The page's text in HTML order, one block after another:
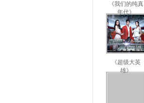
《我们的纯真
年代》
《超级大英
雄》